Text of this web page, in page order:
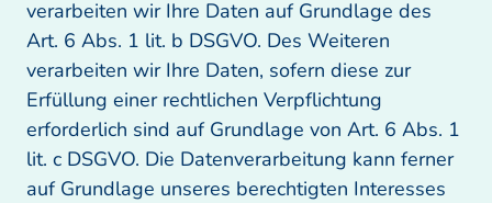
verarbeiten wir Ihre Daten auf Grundlage des
Art. 6 Abs. 1 lit. b DSGVO. Des Weiteren
verarbeiten wir Ihre Daten, sofern diese zur
Erfüllung einer rechtlichen Verpflichtung
erforderlich sind auf Grundlage von Art. 6 Abs. 1
lit. c DSGVO. Die Datenverarbeitung kann ferner
auf Grundlage unseres berechtigten Interesses